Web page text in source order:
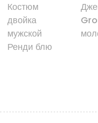
Костюм
двойка
мужской
Ренди блю